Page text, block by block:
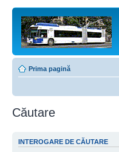
Prima pagină
Căutare
INTEROGARE DE CĂUTARE